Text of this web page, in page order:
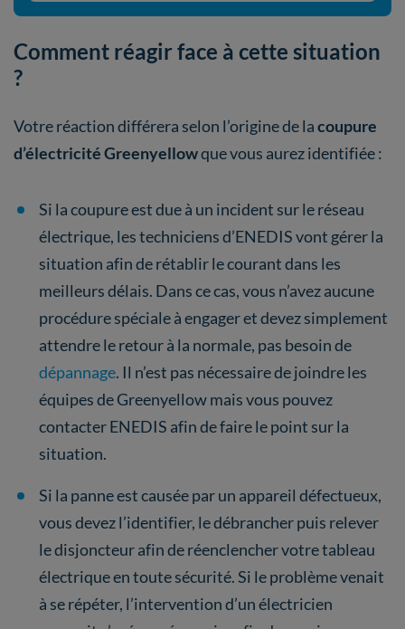
Comment réagir face à cette situation
?
Votre réaction différera selon l’origine de lacoupure
d’électricitéGreenyellowque vous aurez identifiée :
Si la coupure est due à un incident sur le réseau
électrique, les techniciens d’ENEDIS vont gérer la
situation afin de rétablir le courant dans les
meilleurs délais. Dans ce cas, vous n’avez aucune
procédure spéciale à engager et devez simplement
attendre le retour à la normale, pas besoin de
dépannage. Il n’est pas nécessaire de joindre les
équipes de Greenyellow mais vous pouvez
contacter ENEDIS afin de faire le point sur la
situation.
Si la panne est causée par un appareil défectueux,
vous devez l’identifier, le débrancher puis relever
le disjoncteur afin de réenclencher votre tableau
électrique en toute sécurité. Si le problème venait
à se répéter, l’intervention d’un électricien